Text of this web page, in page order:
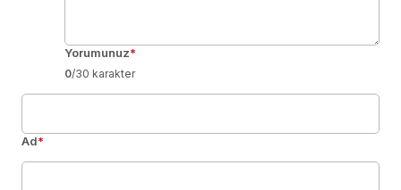
Yorumunuz*
0/30 karakter
Ad*